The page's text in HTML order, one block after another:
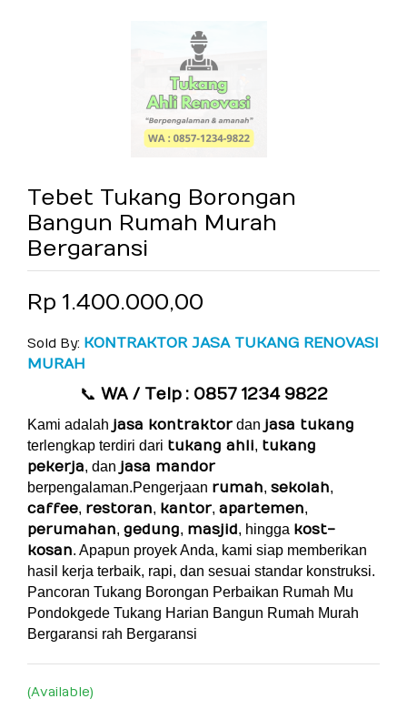
Tebet Tukang Borongan
Bangun Rumah Murah
Bergaransi
Rp 1.400.000,00
Sold By: KONTRAKTOR JASA TUKANG RENOVASI
MURAH
📞 WA / Telp : 0857 1234 9822
Kami adalah jasa kontraktor dan jasa tukang
terlengkap terdiri dari tukang ahli, tukang
pekerja, dan jasa mandor
berpengalaman.Pengerjaan rumah, sekolah,
caffee, restoran, kantor, apartemen,
perumahan, gedung, masjid, hingga kost-
kosan. Apapun proyek Anda, kami siap memberikan
hasil kerja terbaik, rapi, dan sesuai standar konstruksi.
Pancoran Tukang Borongan Perbaikan Rumah Mu
Pondokgede Tukang Harian Bangun Rumah Murah
Bergaransi rah Bergaransi
(Available)